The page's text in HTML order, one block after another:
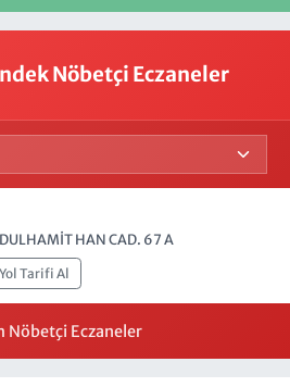
Nöbetçi Eczaneler
HAN CAD. 67 A
Yol Tarifi Al
Nöbetçi Eczaneler